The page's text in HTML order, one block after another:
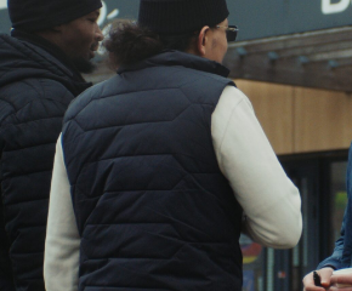
13 Prods, France